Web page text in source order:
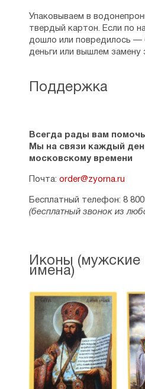
Поддержка
Всегда рады вам помочь
Мы на связи каждый
московскому времени
Почта: order@zyorna.ru
Бесплатный телефон: 8 800
(бесплатный звонок из
Упаковываем в
твердый картон. Если по
дошло или повредилось —
деньги или вышлем замену
Иконы (мужские
имена)